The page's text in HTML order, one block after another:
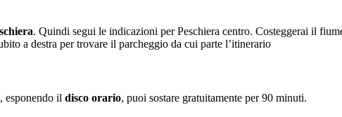
. Quindi segui le indicazioni per Peschiera centro. Costeggerai il
a destra per trovare il parcheggio da cui parte l’itinerario
esponendo il disco orario, puoi sostare gratuitamente per 90 minuti.